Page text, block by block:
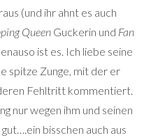
(und ihr ahnt es auch
Queen Guckerin und Fan
ist es. Ich liebe seine
spitze Zunge, mit der er
Fehltritt kommentiert.
nur wegen ihm und seinen
bisschen auch aus